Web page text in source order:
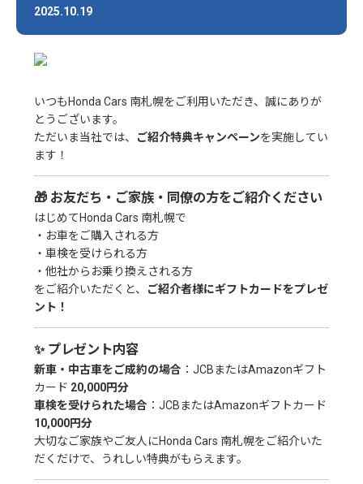
2025.10.19
いつもHonda Cars 南札幌をご利用いただき、誠にありが
とうございます。
ただいま当社では、
ご紹介特典キャンペーンを実施してい
ます！
🎁 お友だち・ご家族・同僚の方をご紹介ください
はじめてHonda Cars 南札幌で
・お車をご購入される方
・車検を受けられる方
・他社からお乗り換えされる方
をご紹介いただくと、
ご紹介者様にギフトカードをプレゼ
ント！
✨ プレゼント内容
新車・中古車をご成約の場合 ：JCBまたはAmazonギフト
カード 20,000円分
車検を受けられた場合 ：JCBまたはAmazonギフトカード
10,000円分
大切なご家族やご友人にHonda Cars 南札幌をご紹介いた
だくだけで、うれしい特典がもらえます。